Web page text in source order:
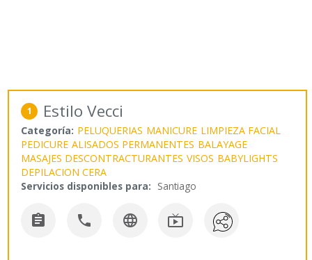
1 Estilo Vecci
Categoría: PELUQUERIAS MANICURE LIMPIEZA FACIAL
PEDICURE ALISADOS PERMANENTES BALAYAGE
MASAJES DESCONTRACTURANTES VISOS BABYLIGHTS
DEPILACION CERA
Servicios disponibles para: Santiago
   